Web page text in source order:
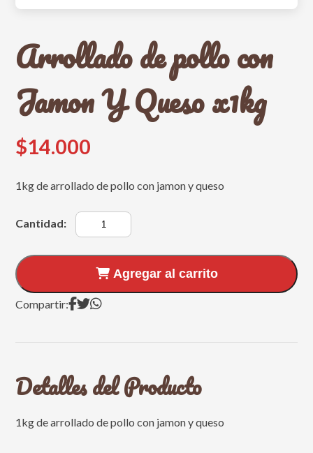
Arrollado de pollo con
Jamon Y Queso x1kg
$14.000
1kg de arrollado de pollo con jamon y queso
Cantidad:
Agregar al carrito
Compartir:
Detalles del Producto
1kg de arrollado de pollo con jamon y queso